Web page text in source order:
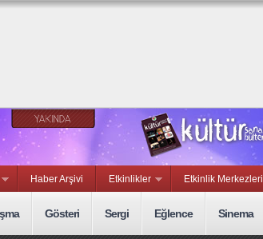
Haber Arşivi Etkinlikler Etkinlik Merkezleri
Gösteri Sergi Eğlence Sinema